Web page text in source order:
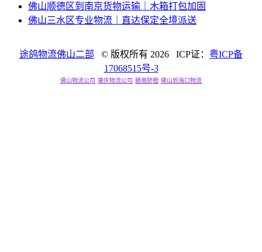
佛山顺德区到南京货物运输｜木箱打包加固
佛山三水区专业物流｜直达保定全境派送
途鸽物流佛山二部 © 版权所有 2026 ICP证： 粤ICP备
17068515号-3
佛山物流公司 肇庆物流公司 赣南脐橙 佛山到海口物流